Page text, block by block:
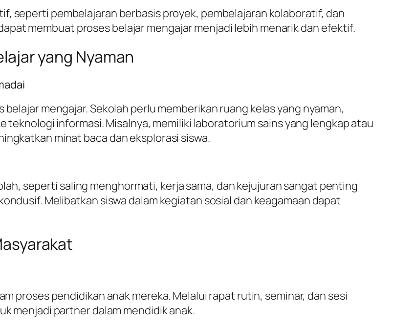
seperti pembelajaran berbasis proyek, pembelajaran kolaboratif, dan
membuat proses belajar mengajar menjadi lebih menarik dan efektif.
yang Nyaman
mengajar. Sekolah perlu memberikan ruang kelas yang nyaman,
teknologi informasi. Misalnya, memiliki laboratorium sains yang lengkap atau
minat baca dan eksplorasi siswa.
seperti saling menghormati, kerja sama, dan kejujuran sangat penting
Melibatkan siswa dalam kegiatan sosial dan keagamaan dapat
proses pendidikan anak mereka. Melalui rapat rutin, seminar, dan sesi
menjadi partner dalam mendidik anak.